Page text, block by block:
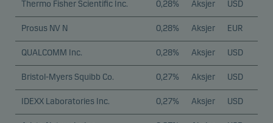
Thermo Fisher Scientific Inc. 0,28% Aksjer USD
Prosus NV N 0,28% Aksjer EUR
QUALCOMM Inc. 0,28% Aksjer USD
Bristol-Myers Squibb Co. 0,27% Aksjer USD
IDEXX Laboratories Inc. 0,27% Aksjer USD